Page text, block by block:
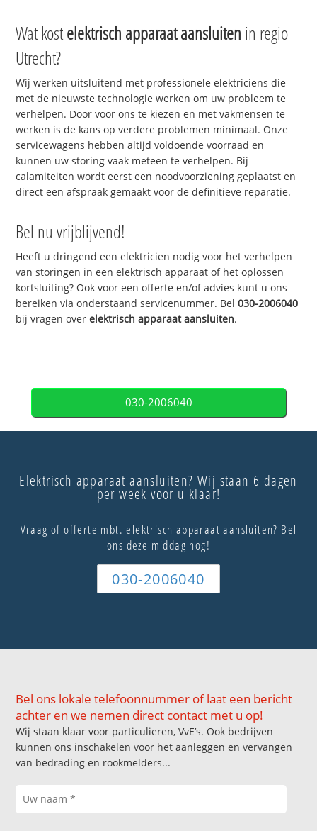
Wat kostelektrisch apparaat aansluiten in regio
Utrecht?
Wij werken uitsluitend met professionele elektriciens die
met de nieuwste technologie werken om uw probleem te
verhelpen. Door voor ons te kiezen en met vakmensen te
werken is de kans op verdere problemen minimaal. Onze
servicewagens hebben altijd voldoende voorraad en
kunnen uw storing vaak meteen te verhelpen. Bij
calamiteiten wordt eerst een noodvoorziening geplaatst en
direct een afspraak gemaakt voor de definitieve reparatie.
Bel nu vrijblijvend!
Heeft u dringend een elektricien nodig voor het verhelpen
van storingen in een elektrisch apparaat of het oplossen
kortsluiting? Ook voor een offerte en/of advies kunt u ons
bereiken via onderstaand servicenummer. Bel030-2006040
bij vragen overelektrisch apparaat aansluiten.
030-2006040
Elektrisch apparaat aansluiten? Wij staan 6 dagen
per week voor u klaar!
Vraag of offerte mbt. elektrisch apparaat aansluiten? Bel
ons deze middag nog!
030-2006040
Bel ons lokale telefoonnummer of laat een bericht
achter en we nemen direct contact met u op!
Wij staan klaar voor particulieren, VvE’s. Ook bedrijven
kunnen ons inschakelen voor het aanleggen en vervangen
van bedrading en rookmelders...